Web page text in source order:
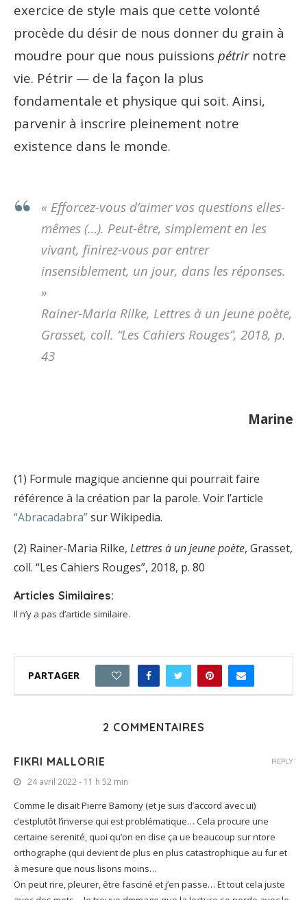
exercice de style mais que cette volonté
procède du désir de nous donner du grain à
moudre pour que nous puissions pétrirnotre
vie. Pétrir — de la façon la plus
fondamentale et physique qui soit. Ainsi,
parvenir à inscrire pleinement notre
existence dans le monde.
« Efforcez-vous d’aimer vos questions elles-
mêmes (…). Peut-être, simplement en les
vivant, finirez-vous par entrer
insensiblement, un jour, dans les réponses.
»
Rainer-Maria Rilke, Lettres à un jeune poète,
Grasset, coll. “Les Cahiers Rouges”, 2018, p.
43
Marine
(1) Formule magique ancienne qui pourrait faire
référence à la création par la parole. Voir l’article
“Abracadabra”sur Wikipedia.
(2) Rainer-Maria Rilke, Lettres à un jeune poète, Grasset,
coll. “Les Cahiers Rouges”, 2018, p. 80
Articles Similaires:
Il n’y a pas d’article similaire.
PARTAGER
2 COMMENTAIRES
FIKRI MALLORIE
24 avril 2022 - 11 h 52 min
Comme le disait Pierre Bamony (et je suis d’accord avec ui)
c’estplutôt l’inverse qui est problématique… Cela procure une
certaine serenité, quoi qu’on en dise ça ue beaucoup sur ntore
orthographe (qui devient de plus en plus catastrophique au fur et
à mesure que nous lisons moins…
On peut rire, pleurer, être fasciné et j’en passe… Et tout cela juste
REPLY